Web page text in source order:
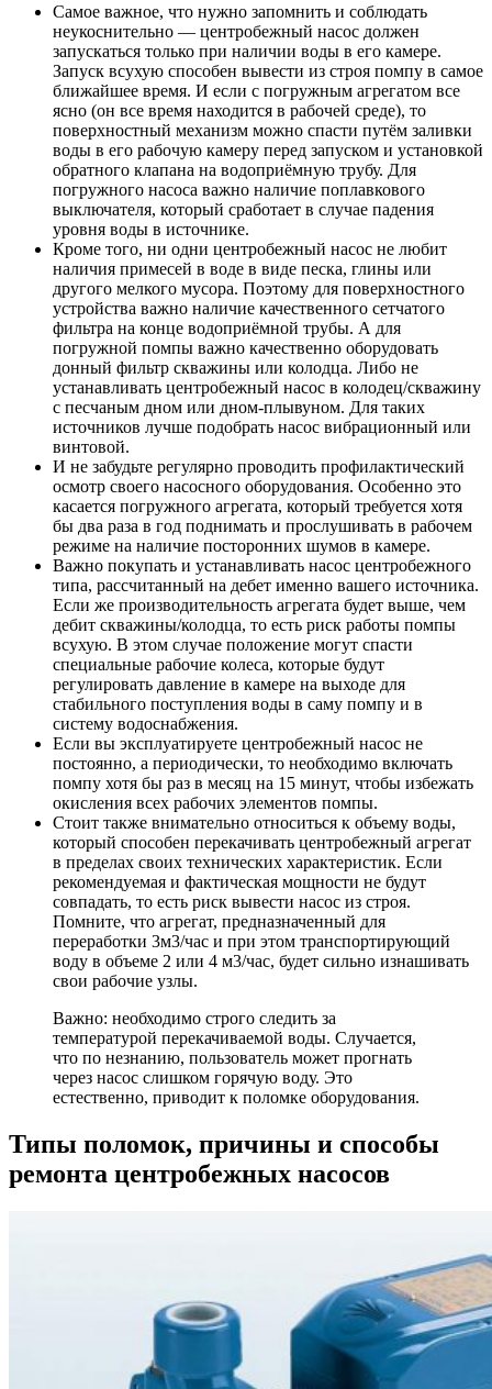
Самое важное, что нужно запомнить и соблюдать
неукоснительно — центробежный насос должен
запускаться только при наличии воды в его камере.
Запуск всухую способен вывести из строя помпу в самое
ближайшее время. И если с погружным агрегатом все
ясно (он все время находится в рабочей среде), то
поверхностный механизм можно спасти путём заливки
воды в его рабочую камеру перед запуском и установкой
обратного клапана на водоприёмную трубу. Для
погружного насоса важно наличие поплавкового
выключателя, который сработает в случае падения
уровня воды в источнике.
Кроме того, ни одни центробежный насос не любит
наличия примесей в воде в виде песка, глины или
другого мелкого мусора. Поэтому для поверхностного
устройства важно наличие качественного сетчатого
фильтра на конце водоприёмной трубы. А для
погружной помпы важно качественно оборудовать
донный фильтр скважины или колодца. Либо не
устанавливать центробежный насос в колодец/скважину
с песчаным дном или дном-плывуном. Для таких
источников лучше подобрать насос вибрационный или
винтовой.
И не забудьте регулярно проводить профилактический
осмотр своего насосного оборудования. Особенно это
касается погружного агрегата, который требуется хотя
бы два раза в год поднимать и прослушивать в рабочем
режиме на наличие посторонних шумов в камере.
Важно покупать и устанавливать насос центробежного
типа, рассчитанный на дебет именно вашего источника.
Если же производительность агрегата будет выше, чем
дебит скважины/колодца, то есть риск работы помпы
всухую. В этом случае положение могут спасти
специальные рабочие колеса, которые будут
регулировать давление в камере на выходе для
стабильного поступления воды в саму помпу и в
систему водоснабжения.
Если вы эксплуатируете центробежный насос не
постоянно, а периодически, то необходимо включать
помпу хотя бы раз в месяц на 15 минут, чтобы избежать
окисления всех рабочих элементов помпы.
Стоит также внимательно относиться к объему воды,
который способен перекачивать центробежный агрегат
в пределах своих технических характеристик. Если
рекомендуемая и фактическая мощности не будут
совпадать, то есть риск вывести насос из строя.
Помните, что агрегат, предназначенный для
переработки 3м3/час и при этом транспортирующий
воду в объеме 2 или 4 м3/час, будет сильно изнашивать
свои рабочие узлы.
Важно: необходимо строго следить за
температурой перекачиваемой воды. Случается,
что по незнанию, пользователь может прогнать
через насос слишком горячую воду. Это
естественно, приводит к поломке оборудования.
Типы поломок, причины и способы
ремонта центробежных насосов